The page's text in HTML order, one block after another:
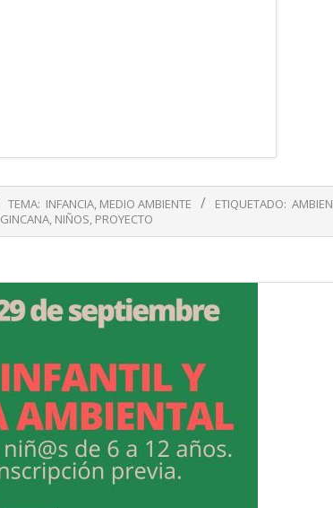
TEMA: INFANCIA, MEDIO AMBIENTE ETIQUETADO:
GINCANA, NIÑOS, PROYECTO